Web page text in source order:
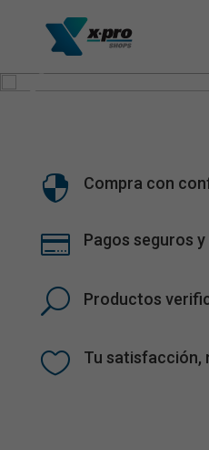
 Compra con
 Pagos seguros
U Productos
 Tu satisfacción,